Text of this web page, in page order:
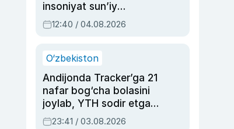
insoniyat sun’iy
intellektni boshqara
olmay qolishidan xavotir
12:40 / 04.08.2026
O‘zbekiston
Andijonda Tracker’ga 21
nafar bog‘cha bolasini
joylab, YTH sodir etgan
ayolga sud hukmi o‘qildi
23:41 / 03.08.2026